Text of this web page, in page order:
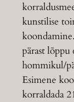
kunstilise
pärast
hommikul/
Esimene
korraldada